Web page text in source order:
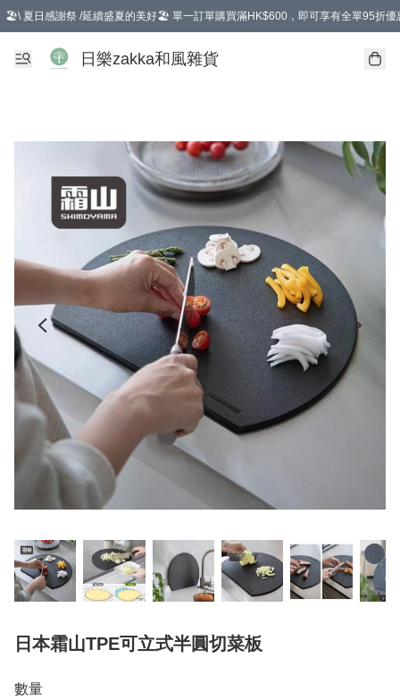
🏖️\ 夏日感謝祭 /延續盛夏的美好🏖️ 單一訂單購買滿HK$600，即可享有全單95折優
選擇GoGoX住宅/工商地址配送，單一訂單消費購物滿HK$680(折扣後），可享有
日樂zakka和風雜貨
日本霜山TPE可立式半圓切菜板
數量